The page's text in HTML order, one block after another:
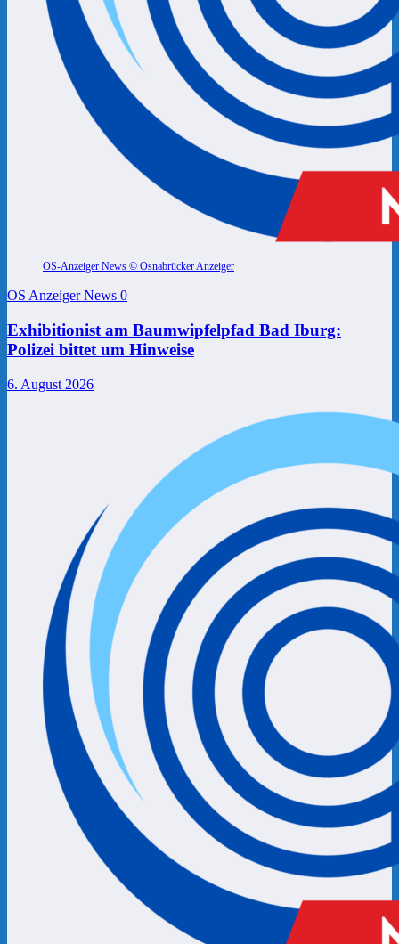
OS-Anzeiger News © Osnabrücker Anzeiger
OS Anzeiger News 0
Exhibitionist am Baumwipfelpfad Bad Iburg:
Polizei bittet um Hinweise
6. August 2026